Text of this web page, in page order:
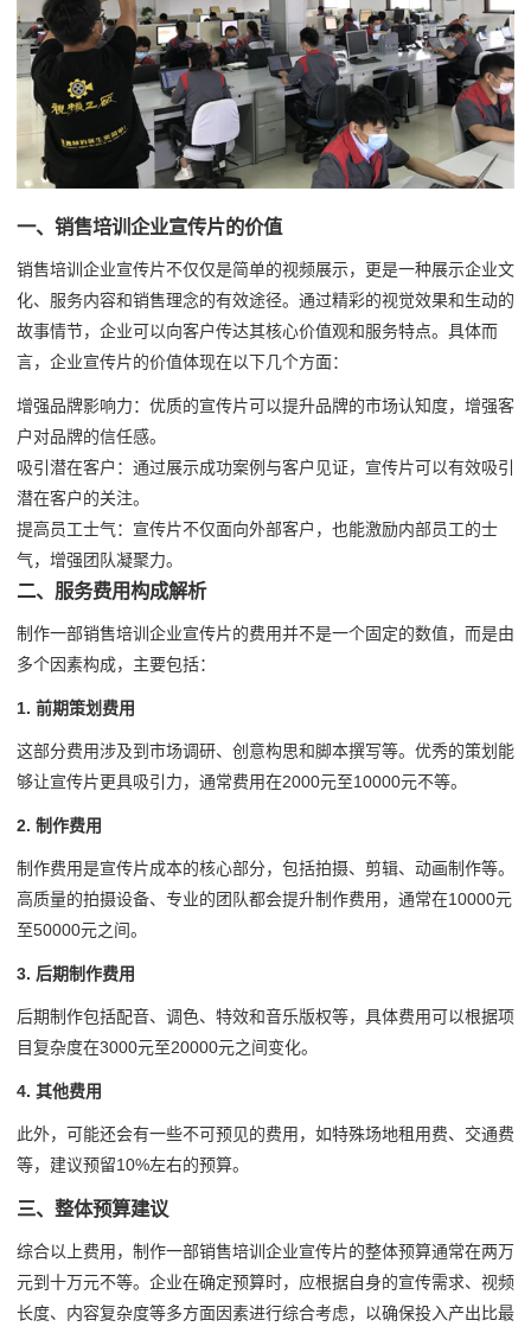
一、销售培训企业宣传片的价值
销售培训企业宣传片不仅仅是简单的视频展示，更是一种展示企业文
化、服务内容和销售理念的有效途径。通过精彩的视觉效果和生动的
故事情节，企业可以向客户传达其核心价值观和服务特点。具体而
言，企业宣传片的价值体现在以下几个方面：
增强品牌影响力：优质的宣传片可以提升品牌的市场认知度，增强客
户对品牌的信任感。
吸引潜在客户：通过展示成功案例与客户见证，宣传片可以有效吸引
潜在客户的关注。
提高员工士气：宣传片不仅面向外部客户，也能激励内部员工的士
气，增强团队凝聚力。
二、服务费用构成解析
制作一部销售培训企业宣传片的费用并不是一个固定的数值，而是由
多个因素构成，主要包括：
1. 前期策划费用
这部分费用涉及到市场调研、创意构思和脚本撰写等。优秀的策划能
够让宣传片更具吸引力，通常费用在2000元至10000元不等。
2. 制作费用
制作费用是宣传片成本的核心部分，包括拍摄、剪辑、动画制作等。
高质量的拍摄设备、专业的团队都会提升制作费用，通常在10000元
至50000元之间。
3. 后期制作费用
后期制作包括配音、调色、特效和音乐版权等，具体费用可以根据项
目复杂度在3000元至20000元之间变化。
4. 其他费用
此外，可能还会有一些不可预见的费用，如特殊场地租用费、交通费
等，建议预留10%左右的预算。
三、整体预算建议
综合以上费用，制作一部销售培训企业宣传片的整体预算通常在两万
元到十万元不等。企业在确定预算时，应根据自身的宣传需求、视频
长度、内容复杂度等多方面因素进行综合考虑，以确保投入产出比最